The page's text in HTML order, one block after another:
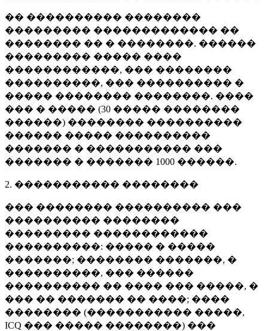
�� ���������� ��������
��������� ������������� ��
�������� �� � ��������. ������
��������� ����� ����
������������, ��� ��������
����������, ��� ���������� �
����� �������� ��������. ����
��� � ����� (30 ����� ��������
������) �������� ����������
������ ����� ����������
������� � ����������� ���
������� � ������� 1000 ������.
2. ����������� ��������
��� �������� ���������� ���
���������� ��������
��������� ������������
����������: ����� � �����
�������; �������� �������, �
����������, ��� ������
���������� �� ���� ��� �����, �
��� �� ������� �� ����; ����
�������� (����������� �����,
ICQ ��� ����� ��������) ���